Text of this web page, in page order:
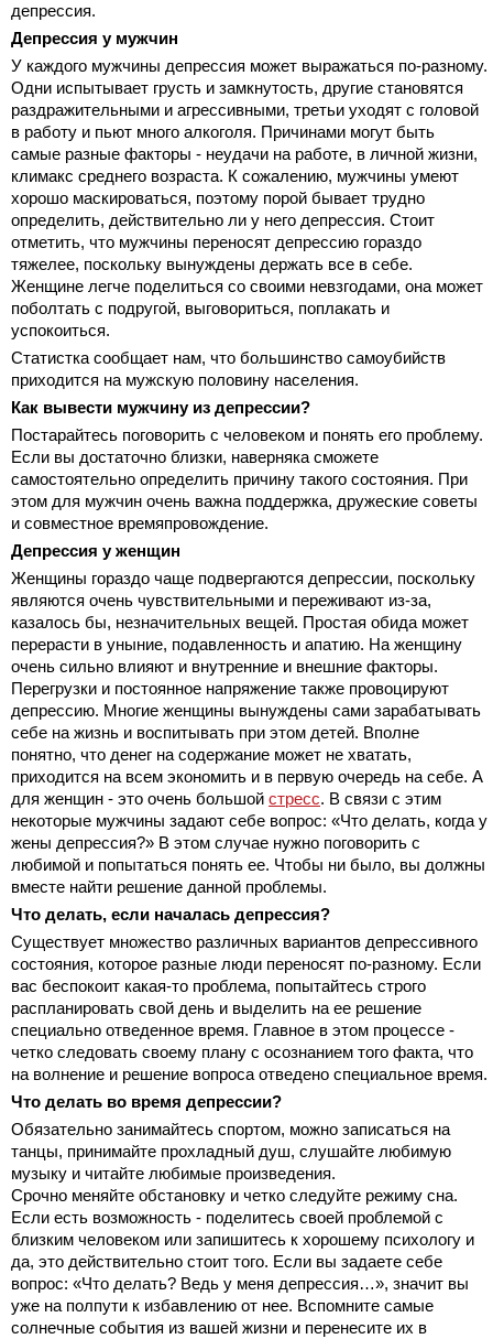
депрессия.
Депрессия у мужчин
У каждого мужчины депрессия может выражаться по-разному.
Одни испытывает грусть и замкнутость, другие становятся
раздражительными и агрессивными, третьи уходят с головой
в работу и пьют много алкоголя. Причинами могут быть
самые разные факторы - неудачи на работе, в личной жизни,
климакс среднего возраста. К сожалению, мужчины умеют
хорошо маскироваться, поэтому порой бывает трудно
определить, действительно ли у него депрессия. Стоит
отметить, что мужчины переносят депрессию гораздо
тяжелее, поскольку вынуждены держать все в себе.
Женщине легче поделиться со своими невзгодами, она может
поболтать с подругой, выговориться, поплакать и
успокоиться.
Статистка сообщает нам, что большинство самоубийств
приходится на мужскую половину населения.
Как вывести мужчину из депрессии?
Постарайтесь поговорить с человеком и понять его проблему.
Если вы достаточно близки, наверняка сможете
самостоятельно определить причину такого состояния. При
этом для мужчин очень важна поддержка, дружеские советы
и совместное времяпровождение.
Депрессия у женщин
Женщины гораздо чаще подвергаются депрессии, поскольку
являются очень чувствительными и переживают из-за,
казалось бы, незначительных вещей. Простая обида может
перерасти в уныние, подавленность и апатию. На женщину
очень сильно влияют и внутренние и внешние факторы.
Перегрузки и постоянное напряжение также провоцируют
депрессию. Многие женщины вынуждены сами зарабатывать
себе на жизнь и воспитывать при этом детей. Вполне
понятно, что денег на содержание может не хватать,
приходится на всем экономить и в первую очередь на себе. А
для женщин - это очень большой стресс. В связи с этим
некоторые мужчины задают себе вопрос: «Что делать, когда у
жены депрессия?» В этом случае нужно поговорить с
любимой и попытаться понять ее. Чтобы ни было, вы должны
вместе найти решение данной проблемы.
Что делать, если началась депрессия?
Существует множество различных вариантов депрессивного
состояния, которое разные люди переносят по-разному. Если
вас беспокоит какая-то проблема, попытайтесь строго
распланировать свой день и выделить на ее решение
специально отведенное время. Главное в этом процессе -
четко следовать своему плану с осознанием того факта, что
на волнение и решение вопроса отведено специальное время.
Что делать во время депрессии?
Обязательно занимайтесь спортом, можно записаться на
танцы, принимайте прохладный душ, слушайте любимую
музыку и читайте любимые произведения.
Срочно меняйте обстановку и четко следуйте режиму сна.
Если есть возможность - поделитесь своей проблемой с
близким человеком или запишитесь к хорошему психологу и
да, это действительно стоит того. Если вы задаете себе
вопрос: «Что делать? Ведь у меня депрессия…», значит вы
уже на полпути к избавлению от нее. Вспомните самые
солнечные события из вашей жизни и перенесите их в